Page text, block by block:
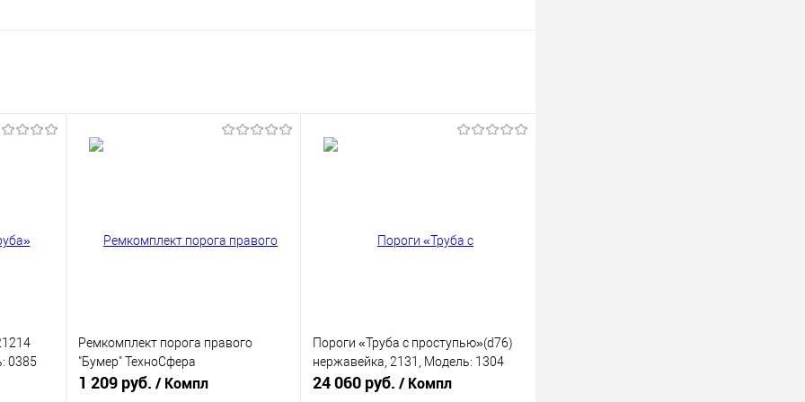
0385
Ремкомплект порога правого
"Бумер" ТехноСфера
1 209 руб. / Компл
Пороги «Труба с проступью»(d76)
нержавейка, 2131, Модель: 1304
24 060 руб. / Компл